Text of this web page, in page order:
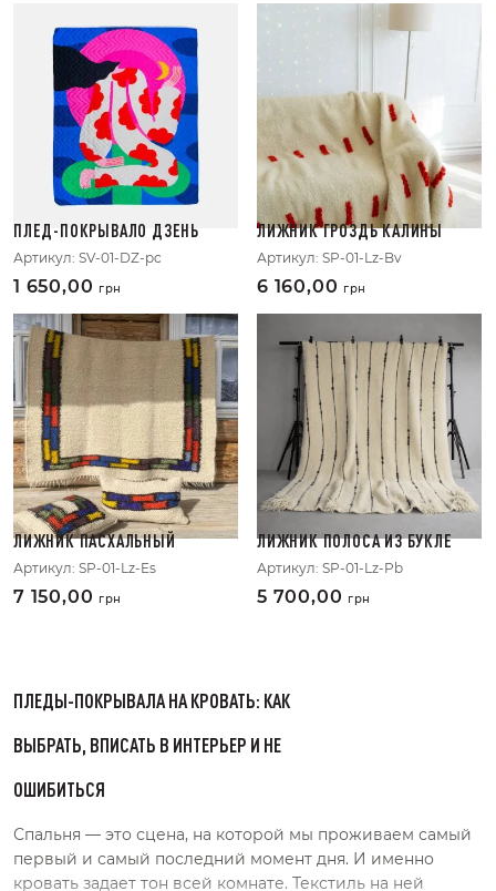
ПЛЕД-ПОКРЫВАЛО ДЗЕНЬ
Артикул: SV-01-DZ-pc
1 650,00 грн
ЛИЖНИК ГРОЗДЬ КАЛИНЫ
Артикул: SP-01-Lz-Bv
6 160,00 грн
ЛИЖНИК ПАСХАЛЬНЫЙ
Артикул: SP-01-Lz-Es
7 150,00 грн
ЛИЖНИК ПОЛОСА ИЗ БУКЛЕ
Артикул: SP-01-Lz-Pb
5 700,00 грн
ПЛЕДЫ-ПОКРЫВАЛА НА КРОВАТЬ: КАК
ВЫБРАТЬ, ВПИСАТЬ В ИНТЕРЬЕР И НЕ
ОШИБИТЬСЯ
Спальня — это сцена, на которой мы проживаем самый
первый и самый последний момент дня. И именно
кровать задает тон всей комнате. Текстиль на ней